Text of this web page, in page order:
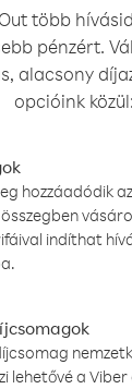
több
pénzért.
alacsony
opcióink közül:
hozzáadódik
indíthat
lehetővé a